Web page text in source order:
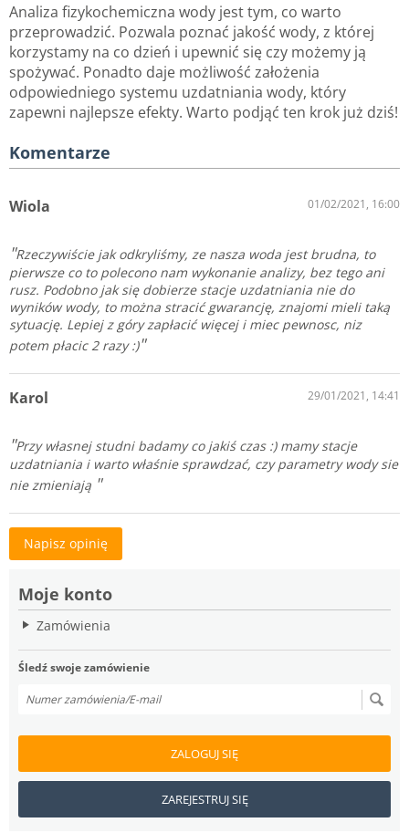
Moje konto
Zamówienia
Śledź swoje zamówienie
ZALOGUJ SIĘ
ZAREJESTRUJ SIĘ
Analiza fizykochemiczna wody jest tym, co warto
przeprowadzić. Pozwala poznać jakość wody, z której
korzystamy na co dzień i upewnić się czy możemy ją
spożywać. Ponadto daje możliwość założenia
odpowiedniego systemu uzdatniania wody, który
zapewni najlepsze efekty. Warto podjąć ten krok już dziś!
Komentarze
Wiola 01/02/2021, 16:00
Rzeczywiście jak odkryliśmy, ze nasza woda jest brudna, to
pierwsze co to polecono nam wykonanie analizy, bez tego ani
rusz. Podobno jak się dobierze stacje uzdatniania nie do
wyników wody, to można stracić gwarancję, znajomi mieli taką
sytuację. Lepiej z góry zapłacić więcej i miec pewnosc, niz
potem płacic 2 razy :)
Karol 29/01/2021, 14:41
Przy własnej studni badamy co jakiś czas :) mamy stacje
uzdatniania i warto właśnie sprawdzać, czy parametry wody sie
nie zmieniają
Napisz opinię